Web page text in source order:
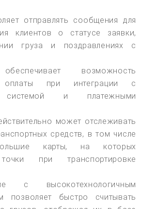
отправлять сообщения для
клиентов о статусе заявки,
груза и поздравлениях с
возможность
оплаты при интеграции с
системой и платежными
может отслеживать
средств, в том числе
карты, на которых
при транспортировке
с высокотехнологичным
позволяет быстро считывать